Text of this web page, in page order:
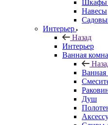
Шкафы
Навесы
Интерьер
Назад
Интерьер
Ванная
Ванная
Душ